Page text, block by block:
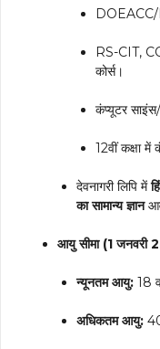
DOEACC/
RS-CIT,
कोर्स।
कंप्यूटर साइंस/
12वीं कक्षा में
देवनागरी लिपि में
का सामान्य ज्ञान
आयु सीमा (1 जनवरी
न्यूनतम आयु: 18
अधिकतम आयु: